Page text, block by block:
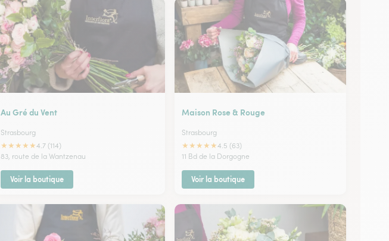
Au Gré du Vent
Strasbourg
★★★★★4.7 (114)
83, route de la Wantzenau
Voir la boutique
Maison Rose & Rouge
Strasbourg
★★★★★4.5 (63)
11 Bd de la Dorgogne
Voir la boutique